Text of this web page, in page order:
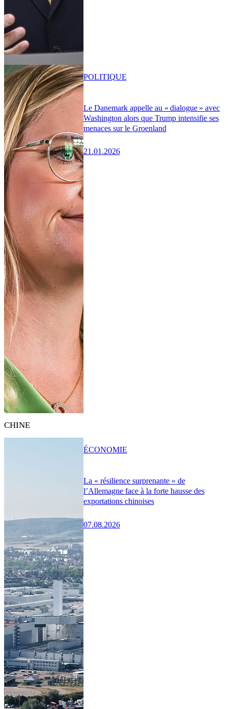
Le Danemark appelle au « dialogue » avec
Washington alors que Trump intensifie ses
menaces sur le Groenland
21.01.2026
POLITIQUE
CHINE
La « résilience surprenante » de
l’Allemagne face à la forte hausse des
exportations chinoises
07.08.2026
ÉCONOMIE